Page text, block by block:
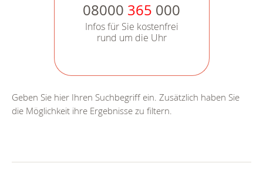
08000 365 000
Infos für Sie kostenfrei
rund um die Uhr
Geben Sie hier Ihren Suchbegriff ein. Zusätzlich haben Sie
die Möglichkeit ihre Ergebnisse zu filtern.